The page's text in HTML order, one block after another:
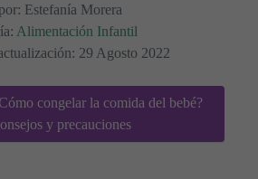
Estefanía Morera
Alimentación Infantil
29 Agosto 2022
congelar la comida del bebé?
y precauciones